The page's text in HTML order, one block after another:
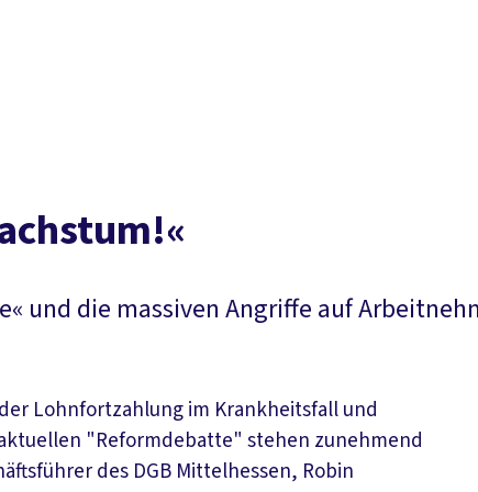
und die massiven Angriffe auf
Lohnfortzahlung im Krankheitsfall und
"Reformdebatte" stehen zunehmend
des DGB Mittelhessen, Robin